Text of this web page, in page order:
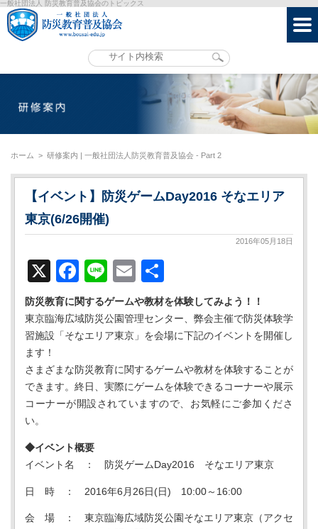
一般社団法人 防災教育普及協会のトピックス
ホーム > 研修案内 | 一般社団法人防災教育普及協会 - Part 2
【イベント】防災ゲームDay2016 そなエリア
東京(6/26開催)
2016年05月18日
X Facebook
LineEmail
有
防災教育に関するゲームや教材を体験してみよう！！
東京臨海広域防災公園管理センター、弊会主催で防災体験学
習施設「そなエリア東京」を会場に下記のイベントを開催し
ます！
さまざまな防災教育に関するゲームや教材を体験することが
できます。終日、実際にゲームを体験できるコーナーや展示
コーナーが開設されていますので、お気軽にご参加くださ
い。
◆イベント概要
イベント名 ： 防災ゲームDay2016 そなエリア東京
日 時 ： 2016年6月26日(日) 10:00～16:00
会 場 ： 東京臨海広域防災公園そなエリア東京（アクセ